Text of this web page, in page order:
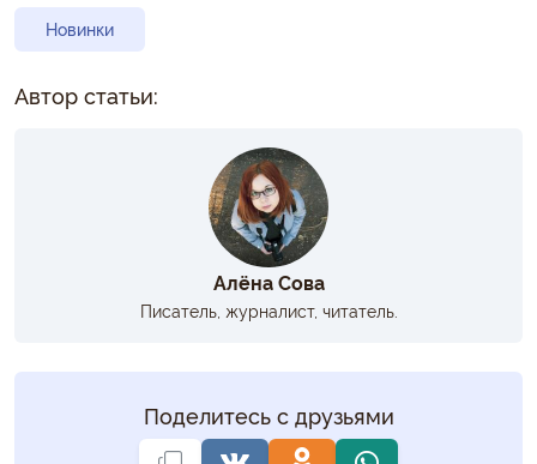
Новинки
Автор статьи:
Алёна Сова
Писатель, журналист, читатель.
Поделитесь с друзьями